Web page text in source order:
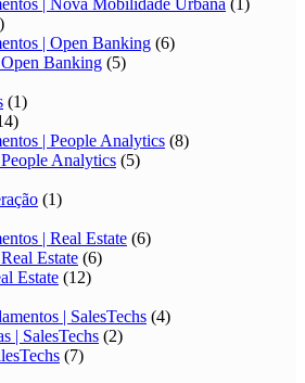
| Nova Mobilidade Urbana (1)
| Open Banking (6)
Banking (5)
(1)
| People Analytics (8)
Analytics (5)
(1)
| Real Estate (6)
Estate (6)
Estate (12)
| SalesTechs (4)
| SalesTechs (2)
(7)